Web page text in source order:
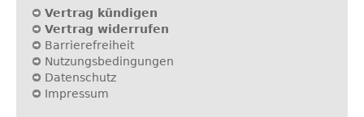
Vertrag kündigen
Vertrag widerrufen
Barrierefreiheit
Nutzungsbedingungen
Datenschutz
Impressum